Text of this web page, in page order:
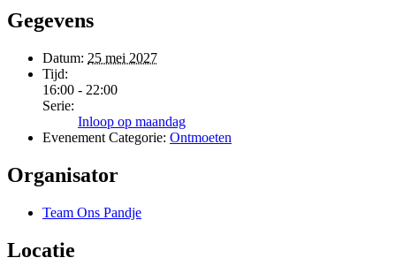
Gegevens
Datum: 25 mei 2027
Tijd:
16:00 - 22:00
Serie:
Inloop op maandag
Evenement Categorie: Ontmoeten
Organisator
Team Ons Pandje
Locatie